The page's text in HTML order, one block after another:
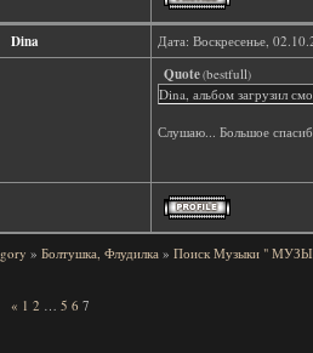
Dina
Дата: Воскресенье,
Quote(bestfull)
Dina, альбом загрузил
Слушаю... Большое
» Болтушка, Флудилка » Поиск Музыки "
« 1 2 … 5 6 7